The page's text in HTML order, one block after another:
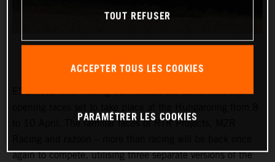
ESET Cup and Touring Car Masters are back, with the
to 10 April. The familiar faces of RTR Projects, MZR
again to compete, utilising three separate versions of the
TOUT REFUSER
ACCEPTER TOUS LES COOKIES
PARAMÉTRER LES COOKIES